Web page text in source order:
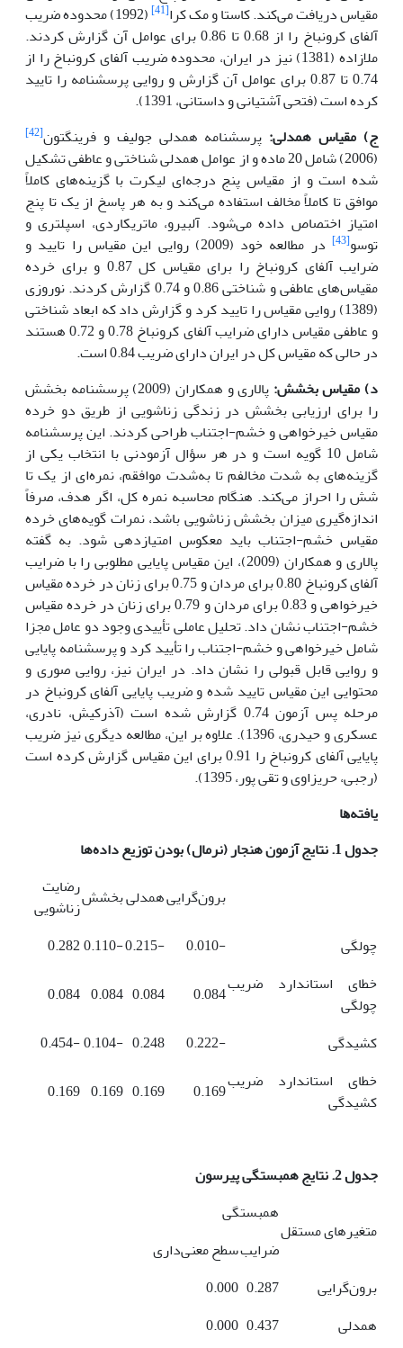
مقیاس دریافت می‌کند. کاستا و مک کرا[41]
(1992) محدوده ضریب
آلفای کرونباخ را از 0.68 تا 0.86 برای عوامل آن گزارش کردند.
ملازاده (1381) نیز در ایران، محدوده ضریب آلفای کرونباخ را از
0.74 تا 0.87 برای عوامل آن گزارش و روایی پرسشنامه را تایید
کرده است (فتحی آشتیانی و داستانی، 1391).
ج) مقیاس همدلی: پرسشنامه همدلی جولیف و فرینگتون[42]
(2006) شامل 20 ماده و از عوامل همدلی شناختی و عاطفی تشکیل
شده است و از مقیاس پنج درجه‌ای لیکرت با گزینه‌های کاملاً
موافق تا کاملاً مخالف استفاده می‌کند و به هر پاسخ از یک تا پنج
امتیاز اختصاص داده می‌شود. آلبیرو، ماتریکاردی، اسپلتری و
توسو[43]
در مطالعه خود (2009) روایی این مقیاس را تایید و
ضرایب آلفای کرونباخ را برای مقیاس کل 0.87 و برای خرده
مقیاس‌های عاطفی و شناختی 0.86 و 0.74 گزارش کردند. نوروزی
(1389) روایی مقیاس را تایید کرد و گزارش داد که ابعاد شناختی
و عاطفی مقیاس دارای ضرایب آلفای کرونباخ 0.78 و 0.72 هستند
در حالی که مقیاس کل در ایران دارای ضریب 0.84 است.
د) مقیاس بخشش:
پالاری و همکاران (2009) پرسشنامه بخشش
را برای ارزیابی بخشش در زندگی زناشویی از طریق دو خرده
مقیاس خیرخواهی و خشم-اجتناب طراحی کردند. این پرسشنامه
شامل 10 گویه است و در هر سؤال آزمودنی با انتخاب یکی از
گزینه‌های به شدت مخالفم تا به‌شدت موافقم، نمره‌ای از یک تا
شش را احراز می‌کند. هنگام محاسبه نمره کل، اگر هدف، صرفاً
اندازه‌گیری میزان بخشش زناشویی باشد، نمرات گویه‌های خرده
مقیاس خشم-اجتناب باید معکوس امتیازدهی شود. به گفته
پالاری و همکاران (2009)، این مقیاس پایایی مطلوبی را با ضرایب
آلفای کرونباخ 0.80 برای مردان و 0.75 برای زنان در خرده مقیاس
خیرخواهی و 0.83 برای مردان و 0.79 برای زنان در خرده مقیاس
خشم-اجتناب نشان داد. تحلیل عاملی تأییدی وجود دو عامل مجزا
شامل خیرخواهی و خشم-اجتناب را تأیید کرد و پرسشنامه پایایی
و روایی قابل قبولی را نشان داد. در ایران نیز، روایی صوری و
محتوایی این مقیاس تایید شده و ضریب پایایی آلفای کرونباخ در
مرحله پس آزمون 0.74 گزارش شده است (آذرکیش، نادری،
عسکری و حیدری، 1396). علاوه بر این، مطالعه دیگری نیز ضریب
پایایی آلفای کرونباخ را 0.91 برای این مقیاس گزارش کرده است
(رجبی، حریزاوی و تقی پور، 1395).
ﯾﺎﻓﺘﻪﻫﺎ
جدول ‏1. نتایج آزمون هنجار (نرمال) بودن توزیع داده‌ها
برون‌گراییهمدلیبخششرضایت
زناشویی
چولگی
-0.010
-0.215
-0.110
0.282
خطای استاندارد ضریب
چولگی
0.084
0.084
0.084
0.084
کشیدگی
-0.222
0.248
-0.104
-0.454
خطای استاندارد ضریب
کشیدگی
0.169
0.169
0.169
0.169
جدول ‏2. نتایج همبستگی پیرسون
متغیرهای مستقل
همبستگی
ضرایبسطح معنی‌داری
برون‌گرایی
0.287
0.000
همدلی
0.437
0.000